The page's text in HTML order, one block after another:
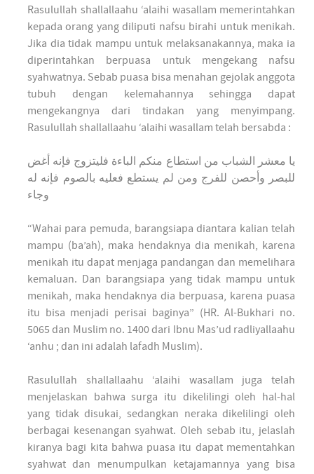
Rasulullah shallallaahu ‘alaihi wasallam memerintahkan
kepada orang yang diliputi nafsu birahi untuk menikah.
Jika dia tidak mampu untuk melaksanakannya, maka ia
diperintahkan berpuasa untuk mengekang nafsu
syahwatnya. Sebab puasa bisa menahan gejolak anggota
tubuh dengan kelemahannya sehingga dapat
mengekangnya dari tindakan yang menyimpang.
Rasulullah shallallaahu ‘alaihi wasallam telah bersabda :
يا معشر الشباب من استطاع منكم الباءة فليتزوج فإنه أغض
للبصر وأحصن للفرج ومن لم يستطع فعليه بالصوم فإنه له
وجاء
“Wahai para pemuda, barangsiapa diantara kalian telah
mampu (ba’ah), maka hendaknya dia menikah, karena
menikah itu dapat menjaga pandangan dan memelihara
kemaluan. Dan barangsiapa yang tidak mampu untuk
menikah, maka hendaknya dia berpuasa, karena puasa
itu bisa menjadi perisai baginya” (HR. Al-Bukhari no.
5065 dan Muslim no. 1400 dari Ibnu Mas’ud radliyallaahu
‘anhu ; dan ini adalah lafadh Muslim).
Rasulullah shallallaahu ‘alaihi wasallam juga telah
menjelaskan bahwa surga itu dikelilingi oleh hal-hal
yang tidak disukai, sedangkan neraka dikelilingi oleh
berbagai kesenangan syahwat. Oleh sebab itu, jelaslah
kiranya bagi kita bahwa puasa itu dapat mementahkan
syahwat dan menumpulkan ketajamannya yang bisa